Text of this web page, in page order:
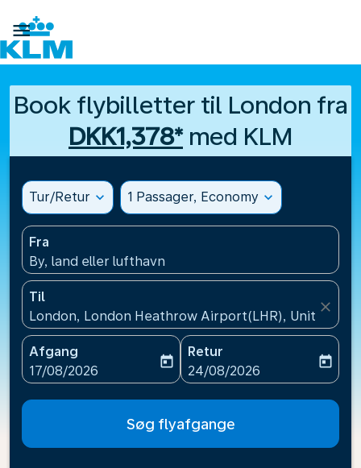

Book flybilletter til London fra
DKK1,378*med KLM
Tur/Retur expand_more 1 Passager, Economy expand_more
Fra
By, land eller lufthavn
Til
London, London Heathrow Airport(LHR), United
close
Afgang
fc-booking-departure-date-aria-label
17/08/2026
today
Retur
fc-booking-return-date-
24/08/2026
today
Søg flyafgange